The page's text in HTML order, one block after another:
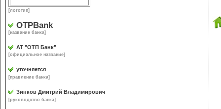
[логотип]
OTPBank
[название банка]
АТ "ОТП Банк"
[официальное название]
уточняется
[правление банка]
Зинков Дмитрий Владимирович
[руководство банка]